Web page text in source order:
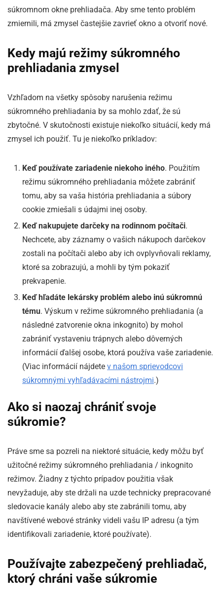
súkromnom okne prehliadača. Aby sme tento problém
zmiernili, má zmysel častejšie zavrieť okno a otvoriť nové.
Kedy majú režimy súkromného
prehliadania zmysel
Vzhľadom na všetky spôsoby narušenia režimu
súkromného prehliadania by sa mohlo zdať, že sú
zbytočné. V skutočnosti existuje niekoľko situácií, kedy má
zmysel ich použiť. Tu je niekoľko príkladov:
Keď používate zariadenie niekoho iného. Použitím
režimu súkromného prehliadania môžete zabrániť
tomu, aby sa vaša história prehliadania a súbory
cookie zmiešali s údajmi inej osoby.
Keď nakupujete darčeky na rodinnom počítači.
Nechcete, aby záznamy o vašich nákupoch darčekov
zostali na počítači alebo aby ich ovplyvňovali reklamy,
ktoré sa zobrazujú, a mohli by tým pokaziť
prekvapenie.
Keď hľadáte lekársky problém alebo inú súkromnú
tému. Výskum v režime súkromného prehliadania (a
následné zatvorenie okna inkognito) by mohol
zabrániť vystaveniu trápnych alebo dôverných
informácií ďalšej osobe, ktorá používa vaše zariadenie.
(Viac informácií nájdete v našom sprievodcovi
súkromnými vyhľadávacími nástrojmi.)
Ako si naozaj chrániť svoje
súkromie?
Práve sme sa pozreli na niektoré situácie, kedy môžu byť
užitočné režimy súkromného prehliadania / inkognito
režimov. Žiadny z týchto prípadov použitia však
nevyžaduje, aby ste držali na uzde technicky prepracované
sledovacie kanály alebo aby ste zabránili tomu, aby
navštívené webové stránky videli vašu IP adresu (a tým
identifikovali zariadenie, ktoré používate).
Používajte zabezpečený prehliadač,
ktorý chráni vaše súkromie